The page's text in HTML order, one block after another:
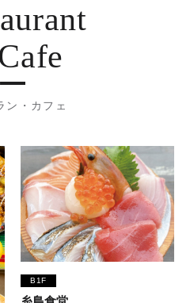
ン・カフェ
B1F